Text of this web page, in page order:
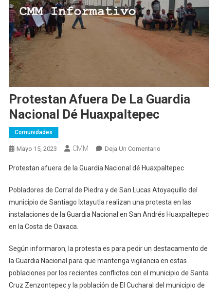
Protestan Afuera De La Guardia
Nacional Dé Huaxpaltepec
Comunidades
Mayo 15, 2023 CMM Deja Un ComentarioEn
Afuera
La
Guardia
Nacional
Protestan afuera de la Guardia Nacional dé Huaxpaltepec
Pobladores de Corral de Piedra y de San Lucas Atoyaquillo del
municipio de Santiago Ixtayutla realizan una protesta en las
instalaciones de la Guardia Nacional en San Andrés Huaxpaltepec
en la Costa de Oaxaca.
Según informaron, la protesta es para pedir un destacamento de
la Guardia Nacional para que mantenga vigilancia en estas
poblaciones por los recientes conflictos con el municipio de Santa
Cruz Zenzontepec y la población de El Cucharal del municipio de